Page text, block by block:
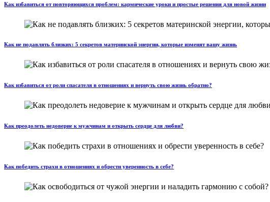
Как избавиться от повторяющихся проблем: кармические уроки и простые решения для новой жизни
Как не подавлять близких: 5 секретов материнской энергии, которые изменят вашу жизнь
Как избавиться от роли спасателя в отношениях и вернуть свою жизнь обратно?
Как преодолеть недоверие к мужчинам и открыть сердце для любви?
Как победить страхи в отношениях и обрести уверенность в себе?